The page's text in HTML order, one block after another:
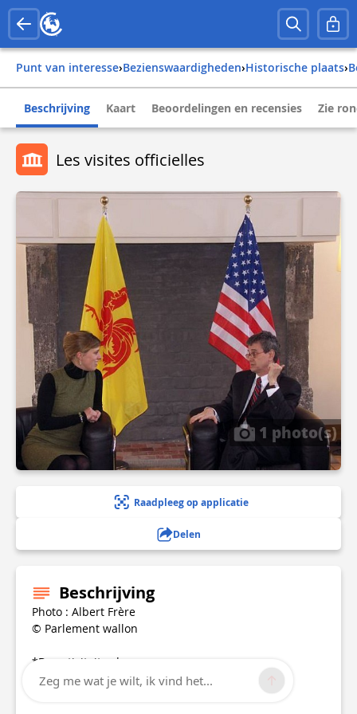
Punt van interesse› Bezienswaardigheden› Historische plaats›
Beschrijving Kaart Beoordelingen en recensies Zie
Les visites officielles
1 photo(s)
Raadpleeg op applicatie
Delen
Beschrijving
Photo : Albert Frère
© Parlement wallon
*De activiteiten*
Zeg me wat je wilt, ik vind het...